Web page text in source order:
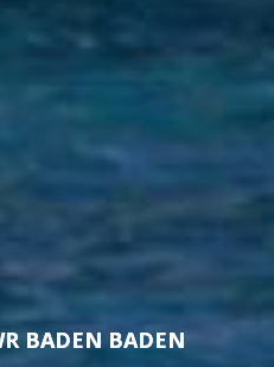
BADEN BADEN